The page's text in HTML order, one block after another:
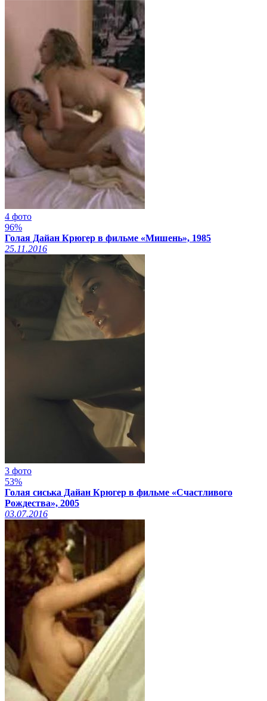
4 фото
96%
Голая Дайан Крюгер в фильме «Мишень», 1985
25.11.2016
3 фото
53%
Голая сиська Дайан Крюгер в фильме «Счастливого
Рождества», 2005
03.07.2016